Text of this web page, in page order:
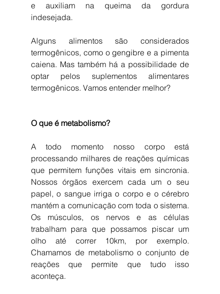
e auxiliam na queima da gordura
indesejada.
Alguns alimentos são considerados
termogênicos, como o gengibre e a pimenta
caiena. Mas também há a possibilidade de
optar pelos suplementos alimentares
termogênicos. Vamos entender melhor?
O que é metabolismo?
A todo momento nosso corpo está
processando milhares de reações químicas
que permitem funções vitais em sincronia.
Nossos órgãos exercem cada um o seu
papel, o sangue irriga o corpo e o cérebro
mantém a comunicação com toda o sistema.
Os músculos, os nervos e as células
trabalham para que possamos piscar um
olho até correr 10km, por exemplo.
Chamamos de metabolismo o conjunto de
reações que permite que tudo isso
aconteça.